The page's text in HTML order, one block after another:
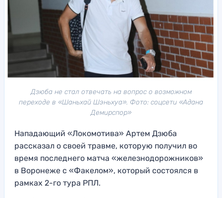
Дзюба не стал отвечать на вопрос о возможном
переходе в «Шаньхай Шэньхуа». Фото: соцсети «Адана
Демирспор»
Нападающий «Локомотива» Артем Дзюба
рассказал о своей травме, которую получил во
время последнего матча «железнодорожников»
в Воронеже с «Факелом», который состоялся в
рамках 2-го тура РПЛ.